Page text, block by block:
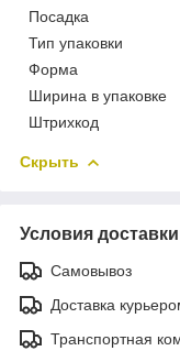
Посадка
Тип упаковки
Форма
Ширина в упаковке
Штрихкод
Скрыть
Условия доставки
Самовывоз
Доставка
Транспортная